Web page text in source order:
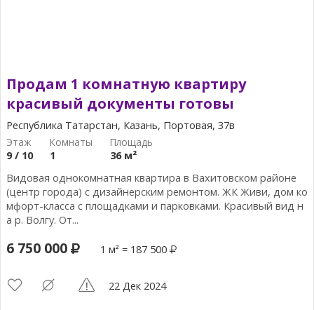
Продам 1 комнатную квартиру
красивый документы готовы
Республика Татарстан, Казань, Портовая, 37в
9 / 10 1
36 м²
Видовая однокомнатная квартира в Вахитовском районе
(центр города) с дизайнерским ремонтом. ЖК Живи, дом ко
мфорт-класса с площадками и парковками. Красивый вид н
а р. Волгу. От...
6 750 000 1 м² = 187 500
22 Дек 2024